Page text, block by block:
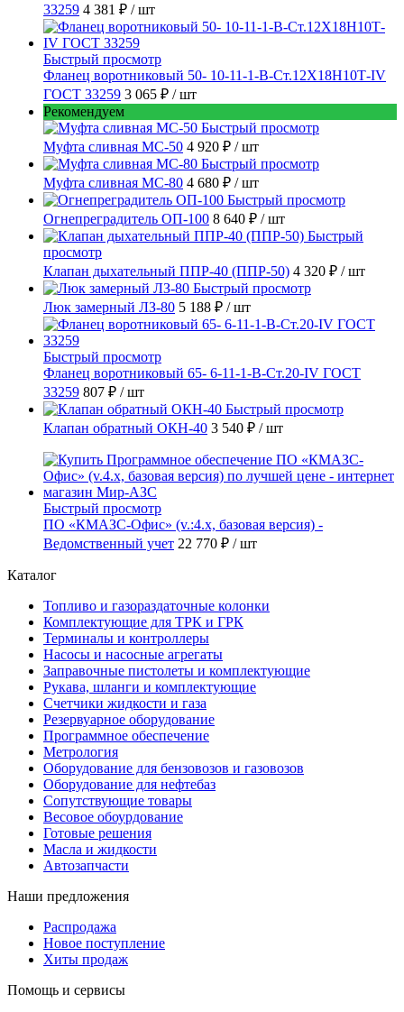
33259 4 381 ₽ / шт
Быстрый просмотр
Фланец воротниковый 50- 10-11-1-B-Ст.12Х18Н10Т-IV
ГОСТ 33259 3 065 ₽ / шт
Рекомендуем
Быстрый просмотр
Муфта сливная МС-50 4 920 ₽ / шт
Быстрый просмотр
Муфта сливная МС-80 4 680 ₽ / шт
Быстрый просмотр
Огнепреградитель ОП-100 8 640 ₽ / шт
Быстрый
просмотр
Клапан дыхательный ППР-40 (ППР-50) 4 320 ₽ / шт
Быстрый просмотр
Люк замерный ЛЗ-80 5 188 ₽ / шт
Быстрый просмотр
Фланец воротниковый 65- 6-11-1-B-Ст.20-IV ГОСТ
33259 807 ₽ / шт
Быстрый просмотр
Клапан обратный ОКН-40 3 540 ₽ / шт
Быстрый просмотр
ПО «КМАЗС-Офис» (v.:4.x, базовая версия) -
Ведомственный учет 22 770 ₽ / шт
Каталог
Топливо и газораздаточные колонки
Комплектующие для ТРК и ГРК
Терминалы и контроллеры
Насосы и насосные агрегаты
Заправочные пистолеты и комплектующие
Рукава, шланги и комплектующие
Счетчики жидкости и газа
Резервуарное оборудование
Программное обеспечение
Метрология
Оборудование для бензовозов и газовозов
Оборудование для нефтебаз
Сопутствующие товары
Весовое обоурдование
Готовые решения
Масла и жидкости
Автозапчасти
Наши предложения
Распродажа
Новое поступление
Хиты продаж
Помощь и сервисы